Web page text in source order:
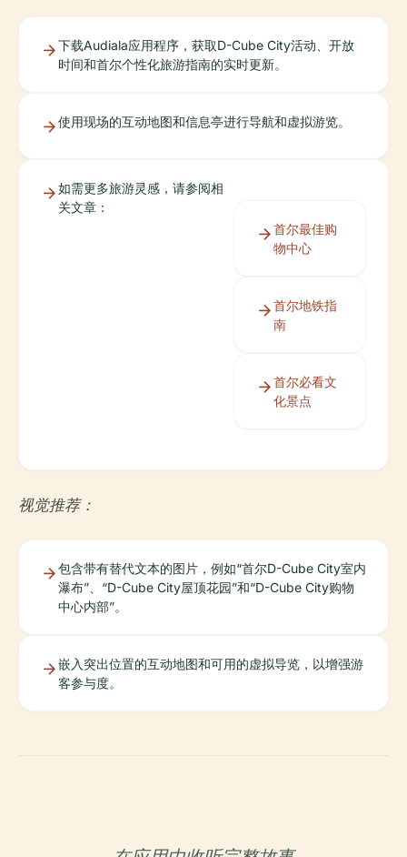
下载Audiala应用程序，获取D-Cube City活动、开放
时间和首尔个性化旅游指南的实时更新。
使用现场的互动地图和信息亭进行导航和虚拟游览。
如需更多旅游灵感，请参阅相
关文章：
首尔最佳购
物中心
首尔地铁指
南
首尔必看文
化景点
视觉推荐：
包含带有替代文本的图片，例如“首尔D-Cube City室内
瀑布”、“D-Cube City屋顶花园”和“D-Cube City购物
中心内部”。
嵌入突出位置的互动地图和可用的虚拟导览，以增强游
客参与度。